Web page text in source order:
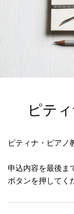
ピテ
ピティナ・ピアノ
申込内容を最後ま
ボタンを押してく